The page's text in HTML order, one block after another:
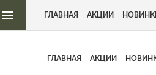
оружия Адрес: г.
ГЛАВНАЯ АКЦИИ
ГЛАВНАЯ АКЦИИ